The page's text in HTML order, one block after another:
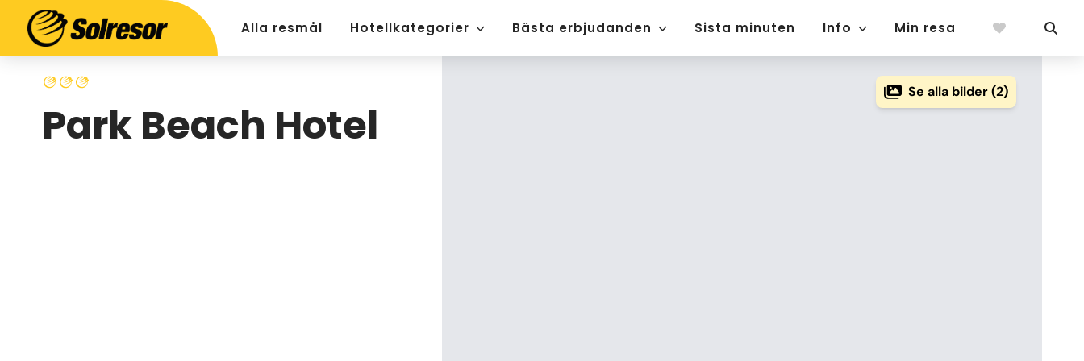
Alla resmål Hotellkategorier Bästa erbjudanden Sista minuten Info Min resa
Park Beach Hotel
Se alla bilder (2)